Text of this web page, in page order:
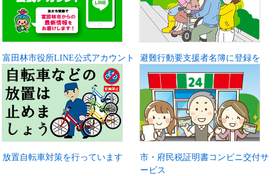
富田林市役所LINE公式アカウント 避難行動要支援者名簿に登録を
放置自転車対策を行っています
市・府民税証明書コンビニ交付サ
ービス